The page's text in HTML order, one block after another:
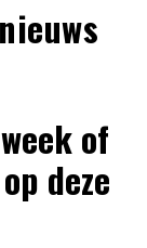
of
deze